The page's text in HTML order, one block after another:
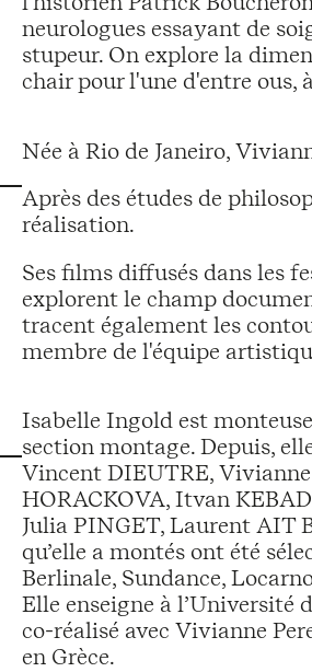
neurologues essayant de
stupeur. On explore la
chair pour l'une d'entre ous,
Née à Rio de Janeiro,
Après des études de
réalisation.
Ses films diffusés dans les
explorent le champ
tracent également les
membre de l'équipe
Isabelle Ingold est
section montage. Depuis,
Vincent DIEUTRE,
HORACKOVA, Itvan
Julia PINGET, Laurent AIT
qu’elle a montés ont été
Berlinale, Sundance,
Elle enseigne à l’Université
co-réalisé avec Vivianne
en Grèce.